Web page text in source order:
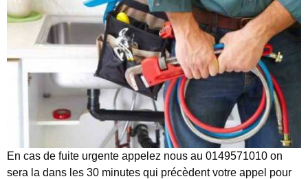
En cas de fuite urgente appelez nous au 0149571010 on
sera la dans les 30 minutes qui précèdent votre appel pour